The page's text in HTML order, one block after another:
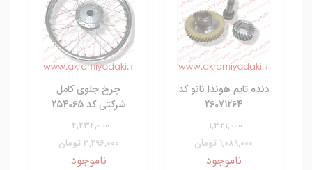
دنده تایم هوندا نانو کد
26071264
1,321,000
1,089,000 تومان
ناموجود
چرخ جلوی کامل
شرکتی کد 254065
4,234,000
3,296,000 تومان
ناموجود